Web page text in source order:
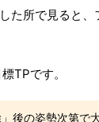
た所で見ると
TPです。
後の姿勢次第で